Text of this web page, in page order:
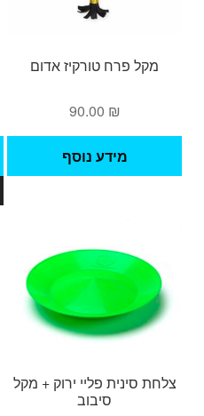
מקל פרח טורקיז אדום
90.00 ₪
מידע נוסף
צלחת סינית פליי ירוק + מקל
סיבוב